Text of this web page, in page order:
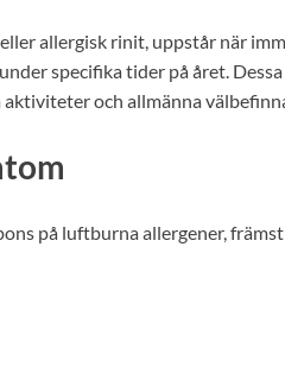
eller allergisk rinit, uppstår när
specifika tider på året.
och allmänna
på luftburna allergener,